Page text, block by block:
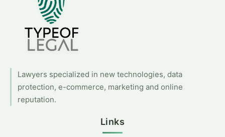
Lawyers specialized in new technologies, data
protection, e-commerce, marketing and online
reputation.
Links